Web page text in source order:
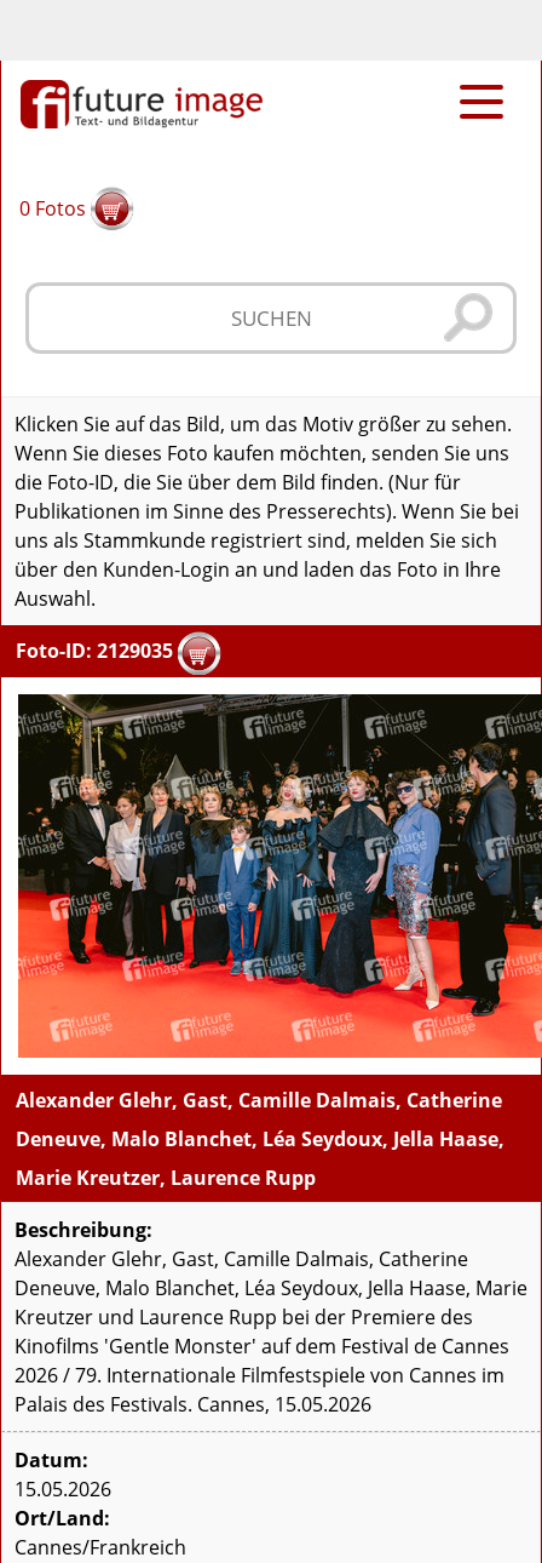
0 Fotos
Klicken Sie auf das Bild, um das Motiv größer zu sehen.
Wenn Sie dieses Foto kaufen möchten, senden Sie uns
die Foto-ID, die Sie über dem Bild finden. (Nur für
Publikationen im Sinne des Presserechts). Wenn Sie bei
uns als Stammkunde registriert sind, melden Sie sich
über den Kunden-Login an und laden das Foto in Ihre
Auswahl.
Foto-ID: 2129035
Alexander Glehr, Gast, Camille Dalmais, Catherine
Deneuve, Malo Blanchet, Léa Seydoux, Jella Haase,
Marie Kreutzer, Laurence Rupp
Beschreibung:
Alexander Glehr, Gast, Camille Dalmais, Catherine
Deneuve, Malo Blanchet, Léa Seydoux, Jella Haase, Marie
Kreutzer und Laurence Rupp bei der Premiere des
Kinofilms 'Gentle Monster' auf dem Festival de Cannes
2026 / 79. Internationale Filmfestspiele von Cannes im
Palais des Festivals. Cannes, 15.05.2026
Datum:
15.05.2026
Ort/Land:
Cannes/Frankreich